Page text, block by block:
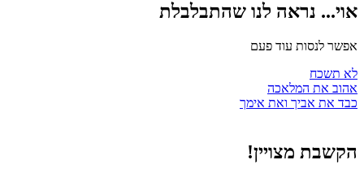
נראה לנו שהתבלבלת
לנסות עוד פעם
תשכח
את המלאכה
את אביך ואת אימך
מצויין!